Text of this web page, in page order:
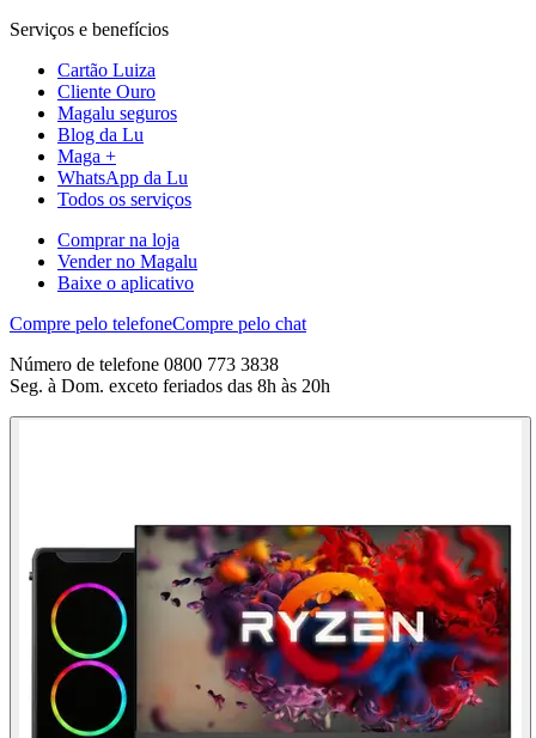
Serviços e benefícios
Cartão Luiza
Cliente Ouro
Magalu seguros
Blog da Lu
Maga +
WhatsApp da Lu
Todos os serviços
Comprar na loja
Vender no Magalu
Baixe o aplicativo
Compre pelo telefoneCompre pelo chat
Número de telefone 0800 773 3838
Seg. à Dom. exceto feriados das 8h às 20h